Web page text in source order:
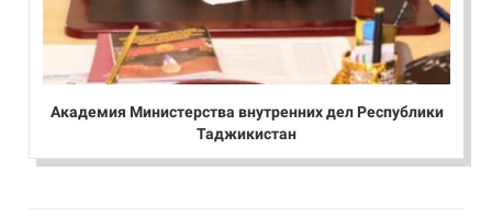
Академия Министерства внутренних дел Республики
Таджикистан